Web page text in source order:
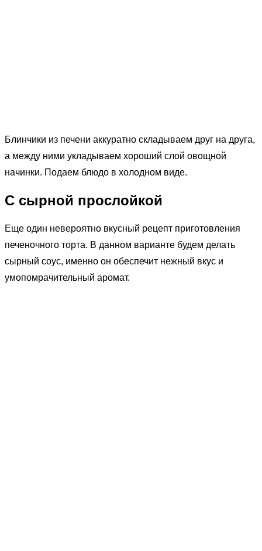
Блинчики из печени аккуратно складываем друг на друга,
а между ними укладываем хороший слой овощной
начинки. Подаем блюдо в холодном виде.
С сырной прослойкой
Еще один невероятно вкусный рецепт приготовления
печеночного торта. В данном варианте будем делать
сырный соус, именно он обеспечит нежный вкус и
умопомрачительный аромат.